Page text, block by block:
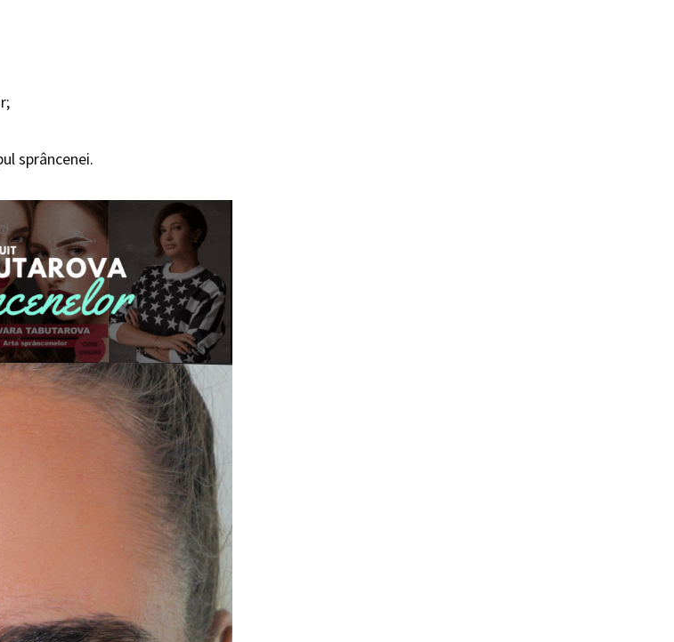
sprâncenei.